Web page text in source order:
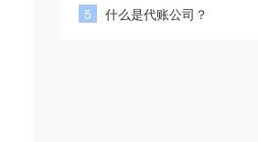
5
什么是代账公司？